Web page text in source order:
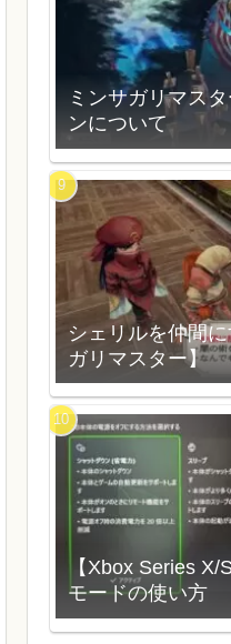
ミンサガリマス
ンについて
シェリルを仲間
ガリマスター】
【Xbox Series
モードの使い方